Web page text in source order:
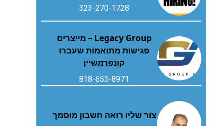
323-270-1728
Legacy Group – מייצרים
פגישות מתואמות שעברו
קונפרמשיין
818-653-8971
צור שליו רואה חשבון מוסמך